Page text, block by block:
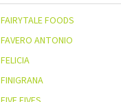
FAIRYTALE FOODS
FAVERO ANTONIO
FELICIA
FINIGRANA